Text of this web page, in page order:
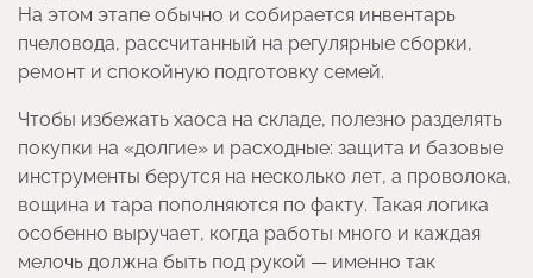
На этом этапе обычно и собирается инвентарь
пчеловода, рассчитанный на регулярные сборки,
ремонт и спокойную подготовку семей.
Чтобы избежать хаоса на складе, полезно разделять
покупки на «долгие» и расходные: защита и базовые
инструменты берутся на несколько лет, а проволока,
вощина и тара пополняются по факту. Такая логика
особенно выручает, когда работы много и каждая
мелочь должна быть под рукой — именно так